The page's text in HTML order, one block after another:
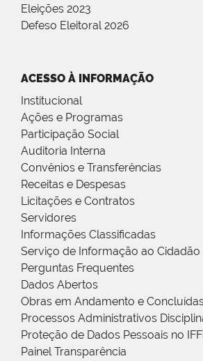
Eleições 2023
Defeso Eleitoral 2026
ACESSO À INFORMAÇÃO
Institucional
Ações e Programas
Participação Social
Auditoria Interna
Convênios e Transferências
Receitas e Despesas
Licitações e Contratos
Servidores
Informações Classificadas
Serviço de Informação ao Cidadão
Perguntas Frequentes
Dados Abertos
Obras em Andamento e
Processos Administrativos
Proteção de Dados Pessoais no
Painel Transparência